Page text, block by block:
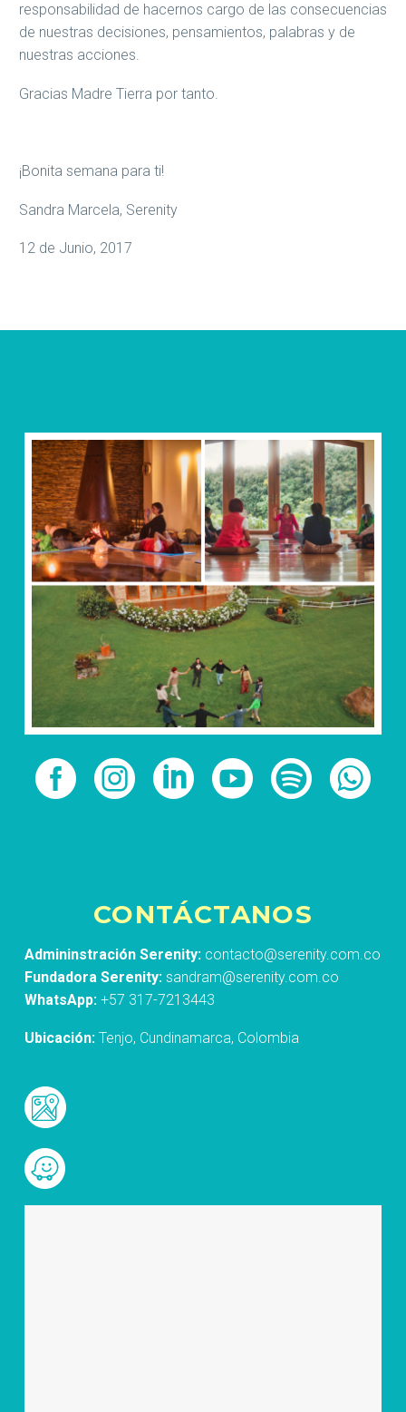
responsabilidad de hacernos cargo de las consecuencias
de nuestras decisiones, pensamientos, palabras y de
nuestras acciones.
Gracias Madre Tierra por tanto.
¡Bonita semana para ti!
Sandra Marcela, Serenity
12 de Junio, 2017
CONTÁCTANOS
Admininstración Serenity: contacto@serenity.com.co
Fundadora Serenity: sandram@serenity.com.co
WhatsApp: +57 317-7213443
Ubicación: Tenjo, Cundinamarca, Colombia